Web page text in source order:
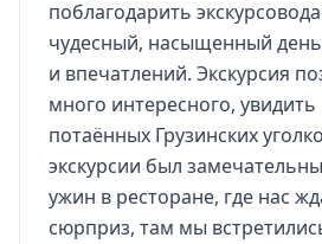
поблагодарить
чудесный, насыщенный
и впечатлений. Экскурсия
много интересного,
потаённых Грузинских
экскурсии был
ужин в ресторане, где нас
сюрприз, там мы